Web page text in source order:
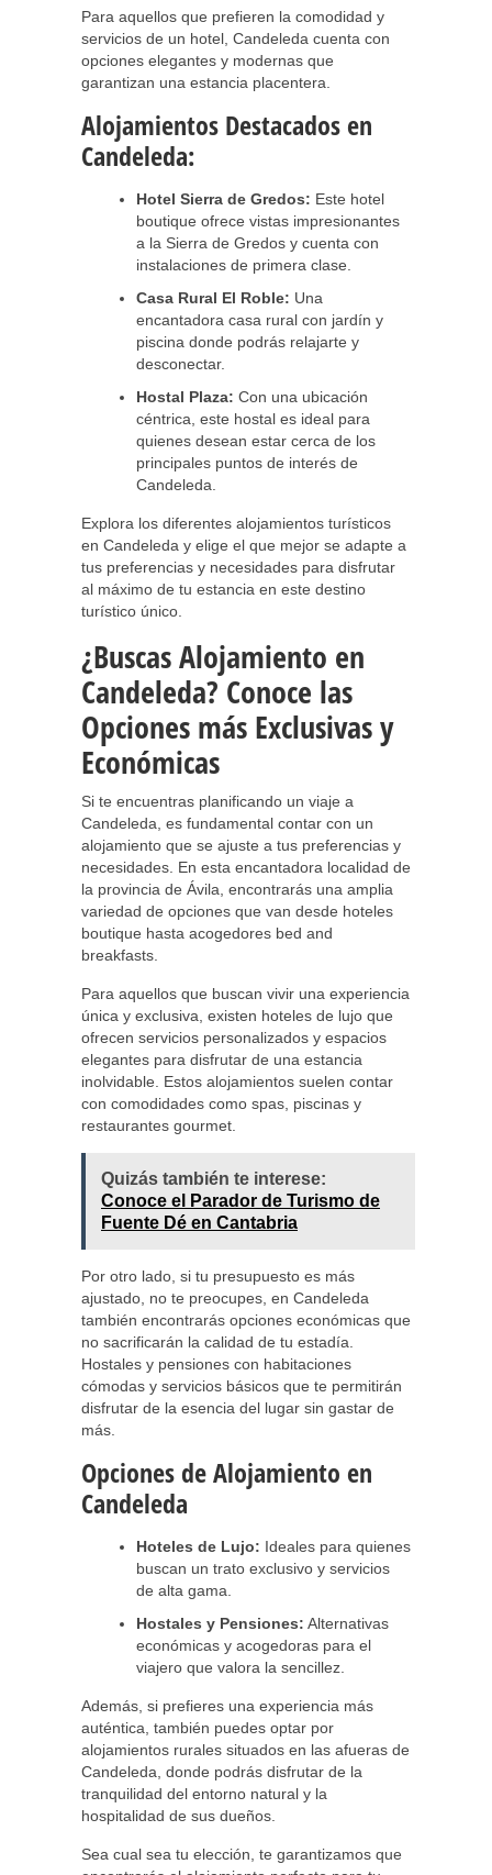
Para aquellos que prefieren la comodidad y
servicios de un hotel, Candeleda cuenta con
opciones elegantes y modernas que
garantizan una estancia placentera.
Alojamientos Destacados en
Candeleda:
Hotel Sierra de Gredos: Este hotel
boutique ofrece vistas impresionantes
a la Sierra de Gredos y cuenta con
instalaciones de primera clase.
Casa Rural El Roble: Una
encantadora casa rural con jardín y
piscina donde podrás relajarte y
desconectar.
Hostal Plaza: Con una ubicación
céntrica, este hostal es ideal para
quienes desean estar cerca de los
principales puntos de interés de
Candeleda.
Explora los diferentes alojamientos turísticos
en Candeleda y elige el que mejor se adapte a
tus preferencias y necesidades para disfrutar
al máximo de tu estancia en este destino
turístico único.
¿Buscas Alojamiento en
Candeleda? Conoce las
Opciones más Exclusivas y
Económicas
Si te encuentras planificando un viaje a
Candeleda, es fundamental contar con un
alojamiento que se ajuste a tus preferencias y
necesidades. En esta encantadora localidad de
la provincia de Ávila, encontrarás una amplia
variedad de opciones que van desde hoteles
boutique hasta acogedores bed and
breakfasts.
Para aquellos que buscan vivir una experiencia
única y exclusiva, existen hoteles de lujo que
ofrecen servicios personalizados y espacios
elegantes para disfrutar de una estancia
inolvidable. Estos alojamientos suelen contar
con comodidades como spas, piscinas y
restaurantes gourmet.
Quizás también te interese:
Conoce el Parador de Turismo de
Fuente Dé en Cantabria
Por otro lado, si tu presupuesto es más
ajustado, no te preocupes, en Candeleda
también encontrarás opciones económicas que
no sacrificarán la calidad de tu estadía.
Hostales y pensiones con habitaciones
cómodas y servicios básicos que te permitirán
disfrutar de la esencia del lugar sin gastar de
más.
Opciones de Alojamiento en
Candeleda
Hoteles de Lujo: Ideales para quienes
buscan un trato exclusivo y servicios
de alta gama.
Hostales y Pensiones: Alternativas
económicas y acogedoras para el
viajero que valora la sencillez.
Además, si prefieres una experiencia más
auténtica, también puedes optar por
alojamientos rurales situados en las afueras de
Candeleda, donde podrás disfrutar de la
tranquilidad del entorno natural y la
hospitalidad de sus dueños.
Sea cual sea tu elección, te garantizamos que